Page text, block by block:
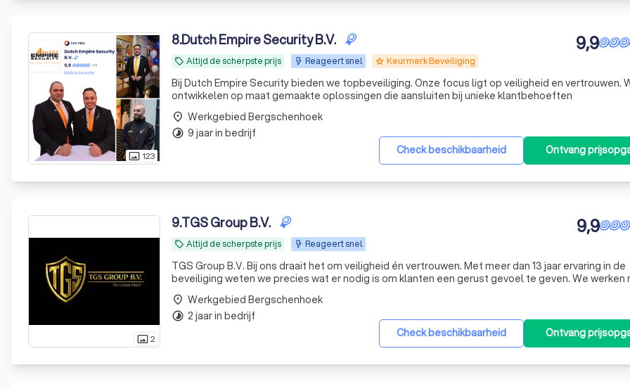
photo_size_select_actual 123
8.Dutch Empire Security B.V.
local_offer Altijd de scherpste prijs Reageert snel grade Keurmerk Beveiliging
9,9
Bij Dutch Empire Security bieden we topbeveiliging. Onze focus ligt op veiligheid en vertrouwen.
ontwikkelen op maat gemaakte oplossingen die aansluiten bij unieke klantbehoeften
Check beschikbaarheid Ontvang
place Werkgebied Bergschenhoek
timelapse 9 jaar in bedrijf
photo_size_select_actual2
9.TGS Group B.V.
local_offer Altijd de scherpste prijs Reageert snel
9,9
TGS Group B.V. Bij ons draait het om veiligheid én vertrouwen. Met meer dan 13 jaar ervaring in de
beveiliging weten we precies wat er nodig is om klanten een gerust gevoel te geven. We werken
een team van mensen die hun vak verstaan en altijd nét dat stapje extra zetten. wij zorgen dat
Check beschikbaarheid Ontvang
place Werkgebied Bergschenhoek
timelapse 2 jaar in bedrijf